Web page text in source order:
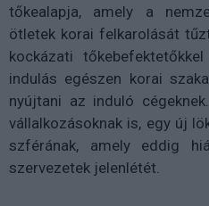
tőkealapja, amely a
ötletek korai felkarolását
kockázati
indulás egészen korai
nyújtani az induló
vállalkozásoknak is, egy új
szférának, amely eddig
szervezetek jelenlétét.